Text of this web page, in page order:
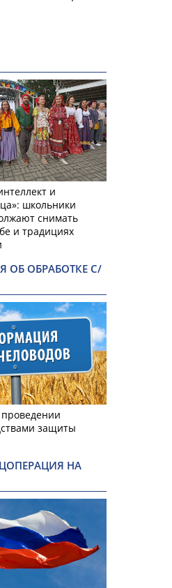
и
школьники
снимать
и традициях
ОБ ОБРАБОТКЕ С/
защиты
НА